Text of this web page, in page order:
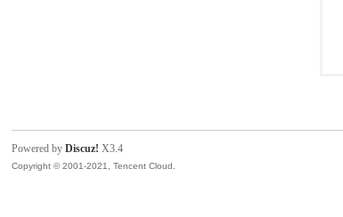
Powered byDiscuz! X3.4
Copyright © 2001-2021, Tencent Cloud.